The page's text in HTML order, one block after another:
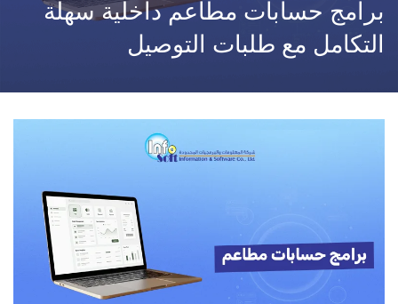
برامج حسابات مطاعم داخلية سهلة
التكامل مع طلبات التوصيل